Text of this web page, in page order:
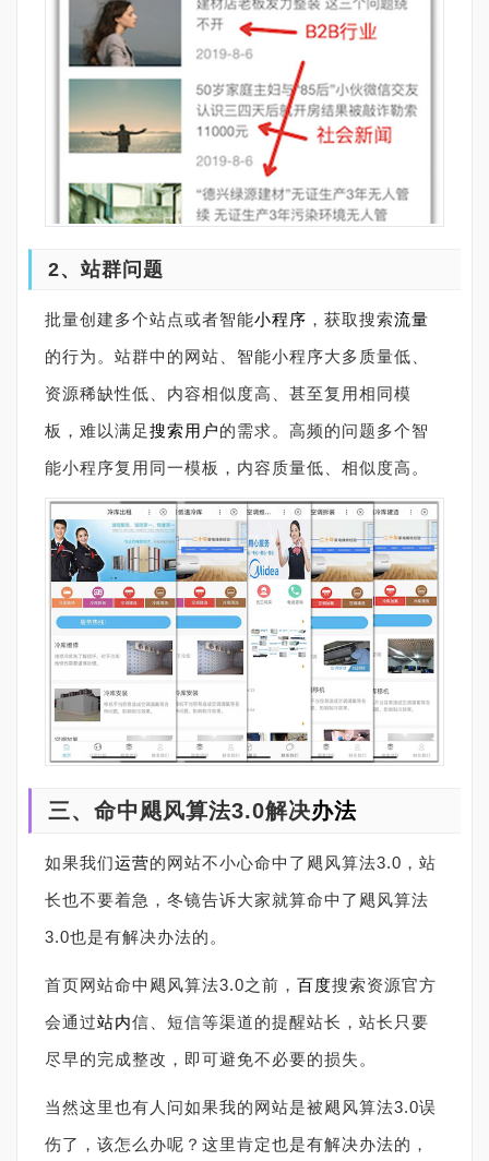
2、站群问题
批量创建多个站点或者智能小程序 ，获取搜索流量
的行为。站群中的网站、智能小程序大多质量低、
资源稀缺性低、内容相似度高、甚至复用相同模
板，难以满足搜索用户的需求。高频的问题多个智
能小程序复用同一模板，内容质量低、相似度高。
三、命中飓风算法3.0解决办法
如果我们运营的网站不小心命中了飓风算法3.0，站
长也不要着急，冬镜告诉大家就算命中了飓风算法
3.0也是有解决办法的。
首页网站命中飓风算法3.0之前， 百度搜索资源官方
会通过站内信、短信等渠道的提醒站长，站长只要
尽早的完成整改，即可避免不必要的损失。
当然这里也有人问如果我的网站是被飓风算法3.0误
伤了，该怎么办呢？这里肯定也是有解决办法的，